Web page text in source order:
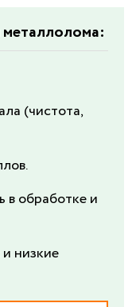
(чистота,
в обработке и
низкие